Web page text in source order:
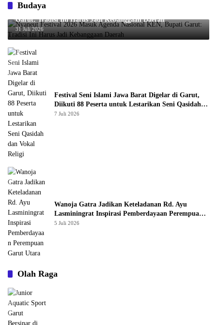
Budaya
Nyaneut Festival 2026 Masuk Agenda Nasional KEN, Bupati
Garut: Tradisi Ini Harus Jadi Kebanggaan Daerah
31 Juli 2026
Festival Seni Islami Jawa Barat Digelar di Garut,
Diikuti 88 Peserta untuk Lestarikan Seni Qasidah
dan Vokal Religi
7 Juli 2026
Wanoja Gatra Jadikan Keteladanan Rd. Ayu
Lasminingrat Inspirasi Pemberdayaan Perempuan
Garut Utara
5 Juli 2026
Olah Raga